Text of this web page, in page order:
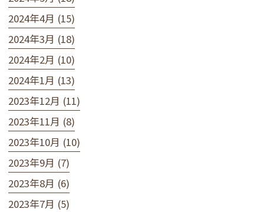
2024年4月 (15)
2024年3月 (18)
2024年2月 (10)
2024年1月 (13)
2023年12月 (11)
2023年11月 (8)
2023年10月 (10)
2023年9月 (7)
2023年8月 (6)
2023年7月 (5)